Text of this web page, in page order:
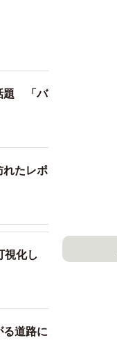
題 「バ
れたレポ
視化し
る道路に